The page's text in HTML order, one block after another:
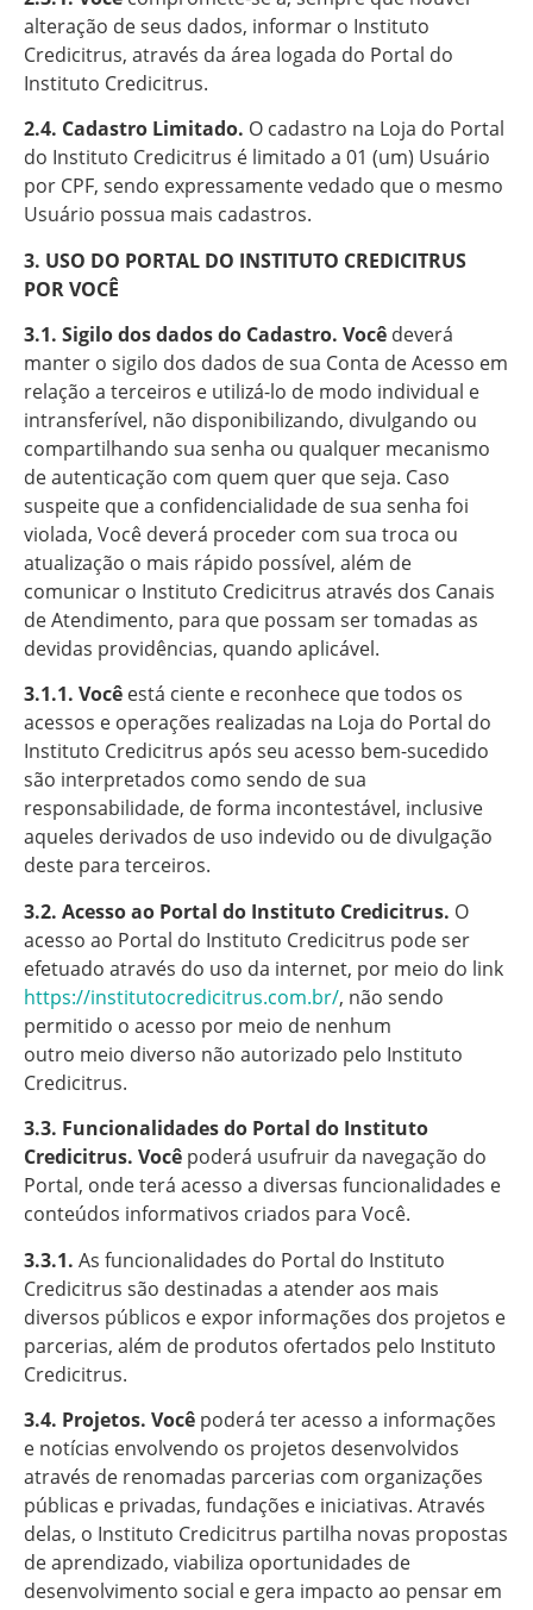
alteração de seus dados, informar o Instituto
Credicitrus, através da área logada do Portal do
Instituto Credicitrus.
2.4. Cadastro Limitado. O cadastro na Loja do Portal
do Instituto Credicitrus é limitado a 01 (um) Usuário
por CPF, sendo expressamente vedado que o mesmo
Usuário possua mais cadastros.
3. USO DO PORTAL DO INSTITUTO CREDICITRUS
POR VOCÊ
3.1. Sigilo dos dados do Cadastro. Você deverá
manter o sigilo dos dados de sua Conta de Acesso em
relação a terceiros e utilizá-lo de modo individual e
intransferível, não disponibilizando, divulgando ou
compartilhando sua senha ou qualquer mecanismo
de autenticação com quem quer que seja. Caso
suspeite que a confidencialidade de sua senha foi
violada, Você deverá proceder com sua troca ou
atualização o mais rápido possível, além de
comunicar o Instituto Credicitrus através dos Canais
de Atendimento, para que possam ser tomadas as
devidas providências, quando aplicável.
3.1.1. Você está ciente e reconhece que todos os
acessos e operações realizadas na Loja do Portal do
Instituto Credicitrus após seu acesso bem-sucedido
são interpretados como sendo de sua
responsabilidade, de forma incontestável, inclusive
aqueles derivados de uso indevido ou de divulgação
deste para terceiros.
3.2. Acesso ao Portal do Instituto Credicitrus. O
acesso ao Portal do Instituto Credicitrus pode ser
efetuado através do uso da internet, por meio do link
https://institutocredicitrus.com.br/, não sendo
permitido o acesso por meio de nenhum
outro meio diverso não autorizado pelo Instituto
Credicitrus.
3.3. Funcionalidades do Portal do Instituto
Credicitrus. Você poderá usufruir da navegação do
Portal, onde terá acesso a diversas funcionalidades e
conteúdos informativos criados para Você.
3.3.1. As funcionalidades do Portal do Instituto
Credicitrus são destinadas a atender aos mais
diversos públicos e expor informações dos projetos e
parcerias, além de produtos ofertados pelo Instituto
Credicitrus.
3.4. Projetos. Você poderá ter acesso a informações
e notícias envolvendo os projetos desenvolvidos
através de renomadas parcerias com organizações
públicas e privadas, fundações e iniciativas. Através
delas, o Instituto Credicitrus partilha novas propostas
de aprendizado, viabiliza oportunidades de
desenvolvimento social e gera impacto ao pensar em